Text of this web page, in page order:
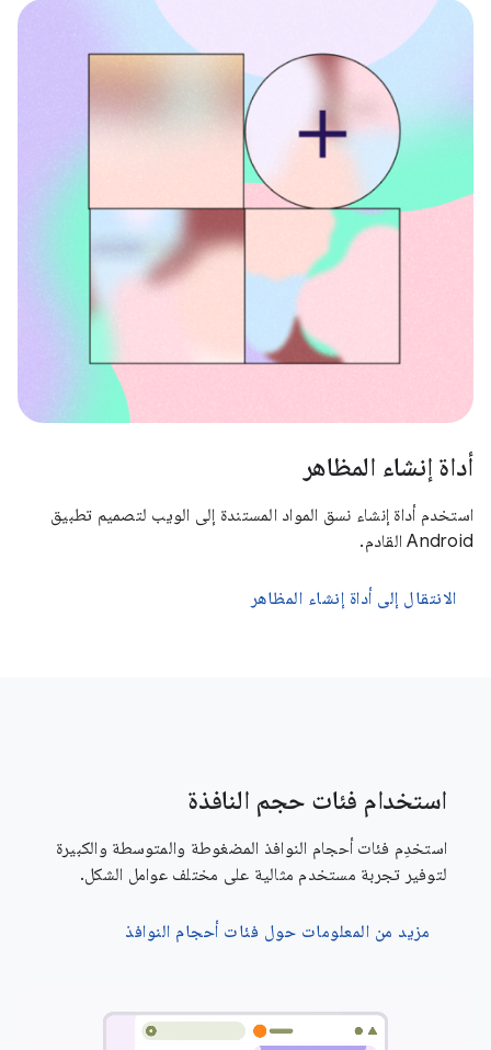
أداة إنشاء المظاهر
استخدم أداة إنشاء نسق المواد المستندة إلى الويب لتصميم تطبيق
Android القادم.
الانتقال إلى أداة إنشاء المظاهر
استخدام فئات حجم النافذة
استخدِم فئات أحجام النوافذ المضغوطة والمتوسطة والكبيرة
لتوفير تجربة مستخدم مثالية على مختلف عوامل الشكل.
مزيد من المعلومات حول فئات أحجام النوافذ